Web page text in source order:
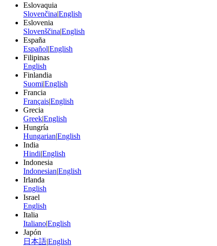
Eslovaquia
Slovenčina|English
Eslovenia
Slovenščina|English
España
Español|English
Filipinas
English
Finlandia
Suomi|English
Francia
Français|English
Grecia
Greek|English
Hungría
Hungarian|English
India
Hindi|English
Indonesia
Indonesian|English
Irlanda
English
Israel
English
Italia
Italiano|English
Japón
日本語|English